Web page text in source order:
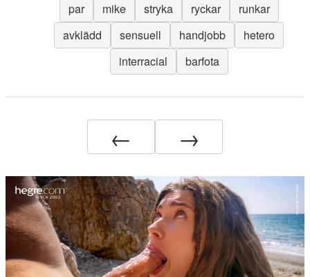
par
mike stryka ryckar
runkar
avklädd
sensuell handjobb
hetero
interracial
barfota
← →